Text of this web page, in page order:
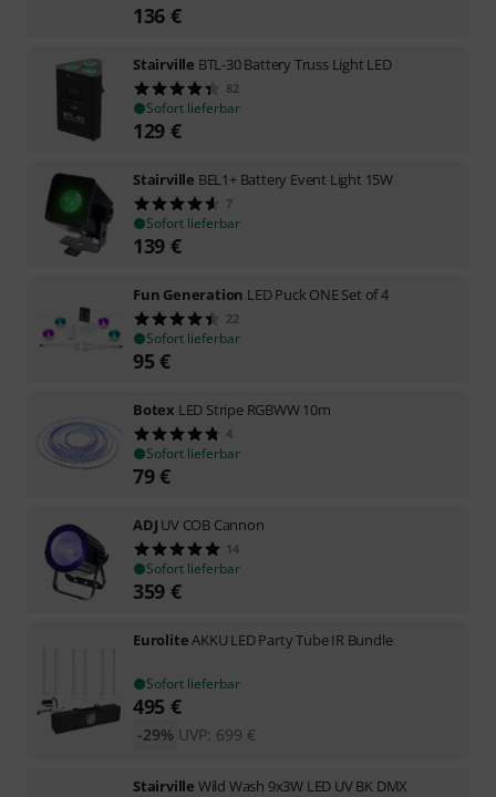
136 €
Stairville BTL-30 Battery Truss Light LED
82
Sofort lieferbar
129 €
Stairville BEL1+ Battery Event Light 15W
7
Sofort lieferbar
139 €
Fun Generation LED Puck ONE Set of 4
22
Sofort lieferbar
95€
Botex LED Stripe RGBWW 10m
4
Sofort lieferbar
79€
ADJ UV COB Cannon
14
Sofort lieferbar
359 €
EuroliteAKKU LED Party Tube IR Bundle
Sofort lieferbar
495 €
UVP: 699 €
-29%
Stairville Wild Wash 9x3W LED UV BK DMX